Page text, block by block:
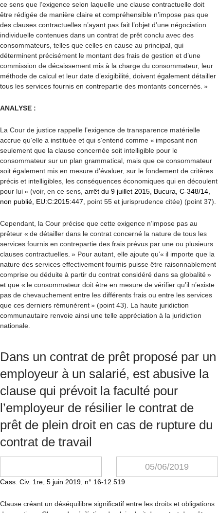
ce sens que l’exigence selon laquelle une clause contractuelle doit
être rédigée de manière claire et compréhensible n’impose pas que
des clauses contractuelles n’ayant pas fait l’objet d’une négociation
individuelle contenues dans un contrat de prêt conclu avec des
consommateurs, telles que celles en cause au principal, qui
déterminent précisément le montant des frais de gestion et d’une
commission de décaissement mis à la charge du consommateur, leur
méthode de calcul et leur date d’exigibilité, doivent également détailler
tous les services fournis en contrepartie des montants concernés. »
ANALYSE :
La Cour de justice rappelle l’exigence de transparence matérielle
accrue qu’elle a instituée et qui s’entend comme « imposant non
seulement que la clause concernée soit intelligible pour le
consommateur sur un plan grammatical, mais que ce consommateur
soit également mis en mesure d’évaluer, sur le fondement de critères
précis et intelligibles, les conséquences économiques qui en découlent
pour lui » (voir, en ce sens, arrêt du 9 juillet 2015, Bucura, C-348/14,
non publié, EU:C:2015:447 , point 55 et jurisprudence citée) (point 37).
Cependant, la Cour précise que cette exigence n’impose pas au
prêteur « de détailler dans le contrat concerné la nature de tous les
services fournis en contrepartie des frais prévus par une ou plusieurs
clauses contractuelles. » Pour autant, elle ajoute qu’« il importe que la
nature des services effectivement fournis puisse être raisonnablement
comprise ou déduite à partir du contrat considéré dans sa globalité »
et que « le consommateur doit être en mesure de vérifier qu’il n’existe
pas de chevauchement entre les différents frais ou entre les services
que ces derniers rémunèrent » (point 43). La haute juridiction
communautaire renvoie ainsi une telle appréciation à la juridiction
nationale.
Dans un contrat de prêt proposé par un
employeur à un salarié, est abusive la
clause qui prévoit la faculté pour
l’employeur de résilier le contrat de
prêt de plein droit en cas de rupture du
contrat de travail
05/06/2019
Cass. Civ. 1re, 5 juin 2019, n° 16-12.519
Clause créant un déséquilibre significatif entre les droits et obligations